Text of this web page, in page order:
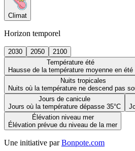
Climat
Horizon temporel
2030 2050
2100
Température été
Hausse de la température moyenne en été
Nuits tropicales
Nuits où la température ne descend pas
Jours de canicule
Jours où la température dépasse 35°C
Élévation niveau mer
Élévation prévue du niveau de la mer
Une initiative par Bonpote.com